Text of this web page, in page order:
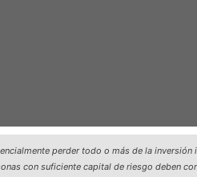
perder todo o más de la inversión
con suficiente capital de riesgo deben